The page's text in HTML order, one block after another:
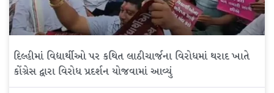
દિલ્હીમાં વિદ્યાર્થીઓ પર કથિત લાઠીચાર્જના વિરોધમાં થરાદ ખાતે
કોંગ્રેસ દ્વારા વિરોધ પ્રદર્શન યોજવામાં આવ્યું